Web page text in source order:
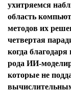
ухитряемся
область
методов их
четвертая
когда благодаря
рода ИИ-
которые не